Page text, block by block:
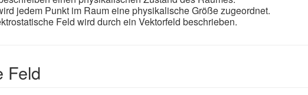
jedem Punkt im Raum eine physikalische Größe zugeordnet.
Feld wird durch ein Vektorfeld beschrieben.
Feld